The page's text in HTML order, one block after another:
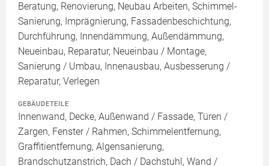
Beratung, Renovierung, Neubau Arbeiten, Schimmel-
Sanierung, Imprägnierung, Fassadenbeschichtung,
Durchführung, Innendämmung, Außendämmung,
Neueinbau, Reparatur, Neueinbau / Montage,
Sanierung / Umbau, Innenausbau, Ausbesserung /
Reparatur, Verlegen
GEBÄUDETEILE
Innenwand, Decke, Außenwand / Fassade, Türen /
Zargen, Fenster / Rahmen, Schimmelentfernung,
Graffitientfernung, Algensanierung,
Brandschutzanstrich, Dach / Dachstuhl, Wand /